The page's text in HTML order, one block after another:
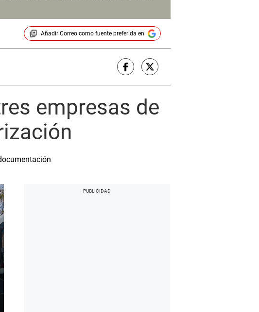
Añadir Correocomo fuente preferida en
empresas de